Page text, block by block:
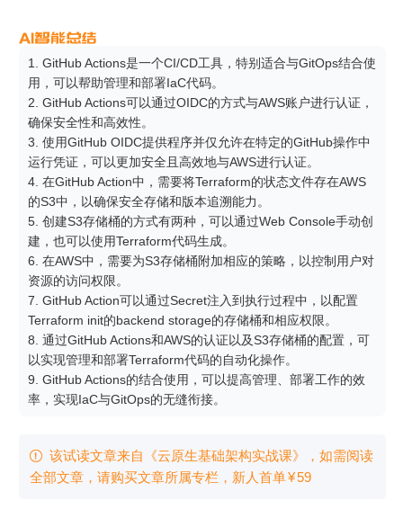
1. GitHub Actions是一个CI/CD工具，特别适合与GitOps结合使
用，可以帮助管理和部署IaC代码。
2. GitHub Actions可以通过OIDC的方式与AWS账户进行认证，
确保安全性和高效性。
3. 使用GitHub OIDC提供程序并仅允许在特定的GitHub操作中
运行凭证，可以更加安全且高效地与AWS进行认证。
4. 在GitHub Action中，需要将Terraform的状态文件存在AWS
的S3中，以确保安全存储和版本追溯能力。
5. 创建S3存储桶的方式有两种，可以通过Web Console手动创
建，也可以使用Terraform代码生成。
6. 在AWS中，需要为S3存储桶附加相应的策略，以控制用户对
资源的访问权限。
7. GitHub Action可以通过Secret注入到执行过程中，以配置
Terraform init的backend storage的存储桶和相应权限。
8. 通过GitHub Actions和AWS的认证以及S3存储桶的配置，可
以实现管理和部署Terraform代码的自动化操作。
9. GitHub Actions的结合使用，可以提高管理、部署工作的效
率，实现IaC与GitOps的无缝衔接。
 该试读文章来自《云原生基础架构实战课》，如需阅读
全部文章，请购买文章所属专栏 ，新⼈⾸单¥59